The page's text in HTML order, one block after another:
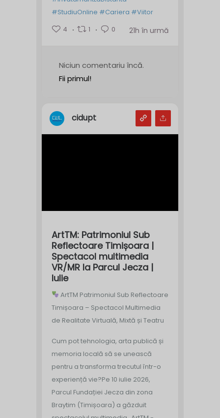
#StudiuOnline #Cariera #Viitor
4
1 0 21h în urmă
Niciun comentariu încă.
Fii primul!
cidupt
ArtTM: Patrimoniul Sub
Reflectoare Timișoara |
Spectacol multimedia
VR/MR la Parcul Jecza |
Iulie
ArtTM Patrimoniul Sub Reflectoare
Timișoara – Spectacol Multimedia
de Realitate Virtuală, Mixtă și Teatru
Cum pot tehnologia, arta publică și
memoria locală să se unească
pentru a transforma trecutul într-o
experiență vie?Pe 10 iulie 2026,
Parcul Fundației Jecza din zona
Braytim (Timișoara) a găzduit